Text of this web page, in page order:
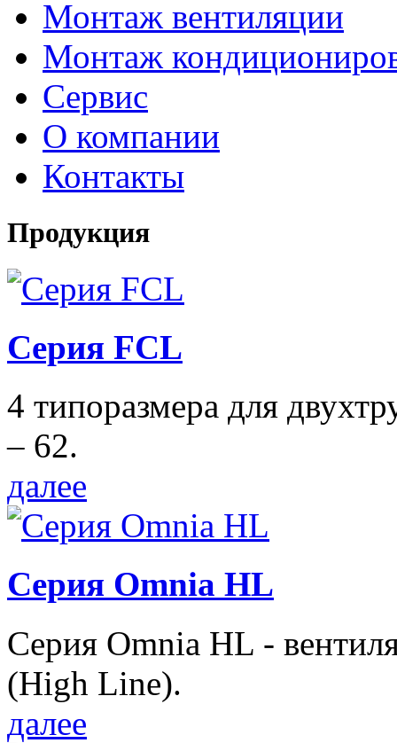
Монтаж вентиляции
Монтаж
Сервис
О компании
Контакты
Продукция
Серия FCL
4 типоразмера для
– 62.
далее
Серия Omnia HL
Серия Omnia HL -
(High Line).
далее